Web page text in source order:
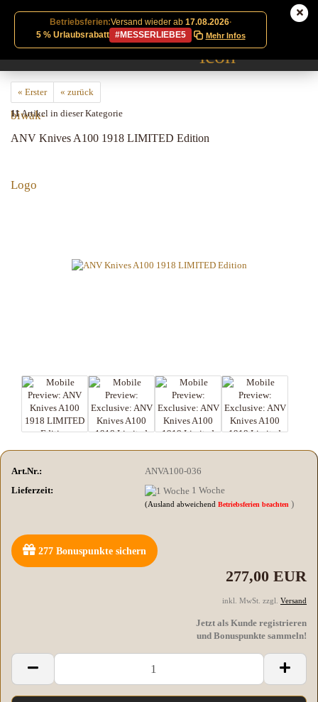
Betriebsferien:Versand wieder ab 17.08.2026·
5 % Urlaubsrabatt
#MESSERLIEBE5 Mehr Infos
« Erster
« zurück
11Artikel in dieser Kategorie
ANV Knives A100 1918 LIMITED Edition
Art.Nr.:
ANVA100-036
Lieferzeit:
1 Woche
(Ausland abweichendBetriebsferien beachten )
277 Bonuspunkte sichern
277,00 EUR
inkl. MwSt. zzgl. Versand
Jetzt als Kunde registrieren
und Bonuspunkte sammeln!